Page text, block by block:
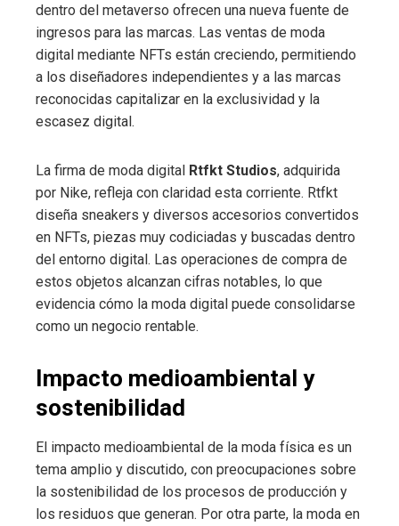
dentro del metaverso ofrecen una nueva fuente de
ingresos para las marcas. Las ventas de moda
digital mediante NFTs están creciendo, permitiendo
a los diseñadores independientes y a las marcas
reconocidas capitalizar en la exclusividad y la
escasez digital.
La firma de moda digital Rtfkt Studios, adquirida
por Nike, refleja con claridad esta corriente. Rtfkt
diseña sneakers y diversos accesorios convertidos
en NFTs, piezas muy codiciadas y buscadas dentro
del entorno digital. Las operaciones de compra de
estos objetos alcanzan cifras notables, lo que
evidencia cómo la moda digital puede consolidarse
como un negocio rentable.
Impacto medioambiental y
sostenibilidad
El impacto medioambiental de la moda física es un
tema amplio y discutido, con preocupaciones sobre
la sostenibilidad de los procesos de producción y
los residuos que generan. Por otra parte, la moda en